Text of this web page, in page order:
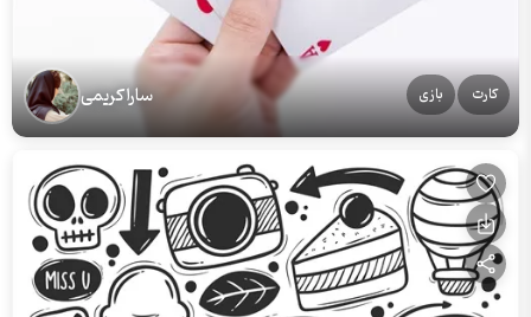
کارت بازی سارا کریمی